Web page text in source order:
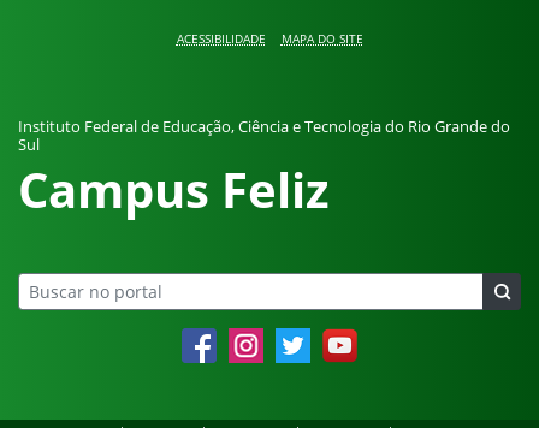
ACESSIBILIDADE MAPA DO SITE
Instituto Federal de Educação, Ciência e Tecnologia do Rio Grande do
Sul
Campus Feliz
FacebookInstagramTwitter YouTube